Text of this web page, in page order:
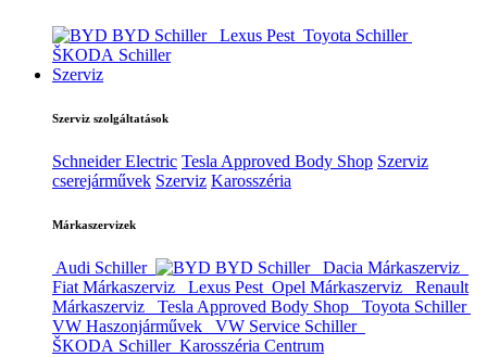
BYD Schiller Lexus Pest Toyota Schiller
ŠKODA Schiller
Szerviz
Szerviz szolgáltatások
Schneider Electric Tesla Approved Body Shop Szerviz
cserejárművek Szerviz Karosszéria
Márkaszervizek
Audi Schiller BYD Schiller
Dacia Márkaszerviz
Fiat Márkaszerviz
Lexus Pest Opel Márkaszerviz
Renault
Márkaszerviz
Tesla Approved Body Shop
Toyota Schiller
VW Haszonjárművek
VW Service Schiller
ŠKODA Schiller Karosszéria Centrum